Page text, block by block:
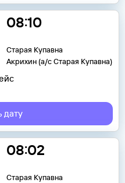
08:10
Старая Купавна
Акрихин (а/с Старая Купавна)
дату
08:02
Старая Купавна